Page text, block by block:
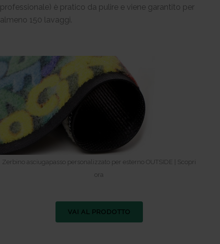
professionale) è pratico da pulire e viene garantito per
almeno 150 lavaggi.
Zerbino asciugapasso personalizzato per esterno OUTSIDE | Scopri
ora
VAI AL PRODOTTO